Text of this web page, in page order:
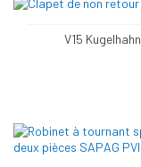
V15 Kugelhahn